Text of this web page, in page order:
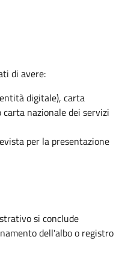
di avere:
digitale), carta
carta nazionale dei servizi
per la presentazione
si conclude
dell'albo o registro